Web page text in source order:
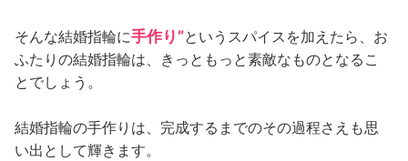
そんな結婚指輪に手作り”というスパイスを加えたら、お
ふたりの結婚指輪は、きっともっと素敵なものとなるこ
とでしょう。
結婚指輪の手作りは、完成するまでのその過程さえも思
い出として輝きます。